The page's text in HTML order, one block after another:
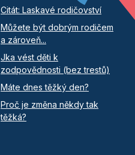
Citát: Laskavé rodičovství
Můžete být dobrým rodičem
a zároveň...
Jka vést děti k
zodpovědnosti (bez trestů)
Máte dnes těžký den?
Proč je změna někdy tak
těžká?